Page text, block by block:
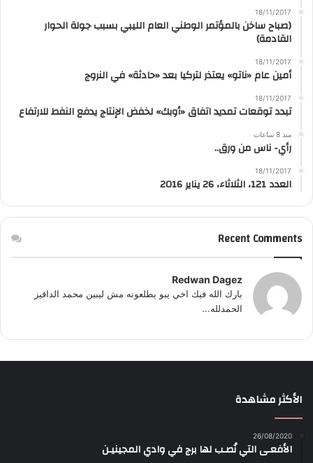
18/11/2017
(صباح ساخن بالمؤتمر الوطني العام الليبي بسبب جولة الحوار
القادمة)
18/11/2017
أمين عام «ناتو» يعتذر لتركيا بعد «حادثة» في النروج
18/11/2017
تبدد توقعات تمديد اتفاق «أوبك» لخفض الإنتاج يدفع النفط للارتفاع
منذ 8 ساعات
رأي- ناس من ورق..
18/11/2017
العدد 121، الثلاثاء، 26 يناير 2016
Recent Comments
Redwan Dagez
بارك الله فيك اخي يبو يطلعونه مش ليبين محمد الداقيز
الحمدلله...
الأكثر مشاهدة
26/08/2020
الأفعـى التي نُصـب لها برج في وادي المجينيـن